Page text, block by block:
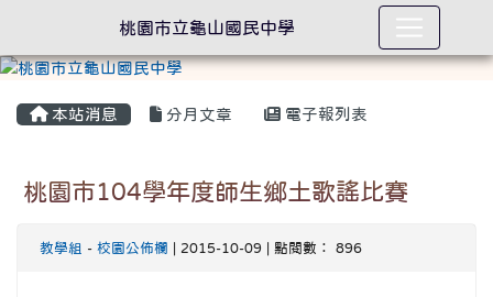
本站消息 分月文章 電子報列表
桃園市104學年度師生鄉土歌謠比賽
教學組 - 校園公佈欄 | 2015-10-09 | 點閱數： 896
桃園市立龜山國民中學